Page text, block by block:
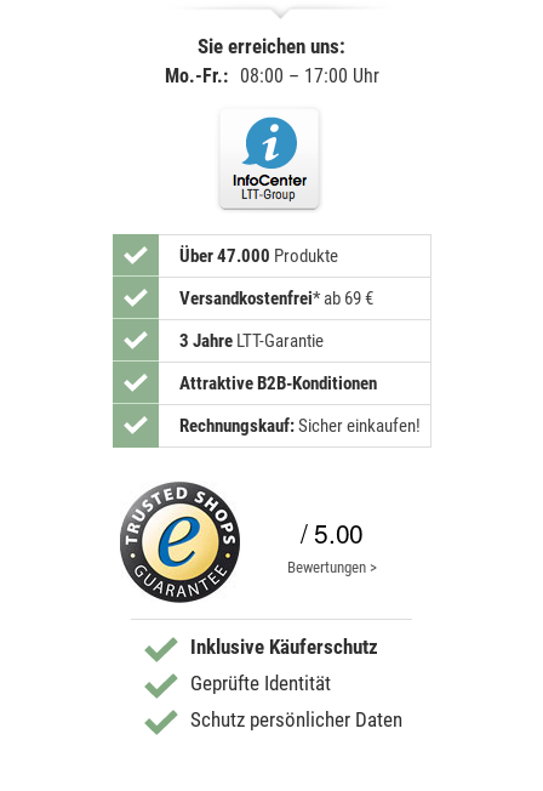
Sie erreichen uns:
Mo.-Fr.: 08:00 – 17:00 Uhr
Über 47.000 Produkte
Versandkostenfrei* ab 69 €
3 JahreLTT-Garantie
Attraktive B2B-Konditionen
Rechnungskauf:Sicher einkaufen!
/ 5.00
Bewertungen >
Inklusive Käuferschutz
Geprüfte Identität
Schutz persönlicher Daten